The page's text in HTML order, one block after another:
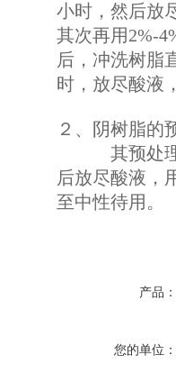
小时，然后放
其次再用2%-
后，冲洗树脂
时，放尽酸液
２、
阴树脂的
其预处理方
后放尽酸液，
至中性待用。
产品：
您的单位：